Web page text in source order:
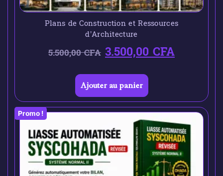
Plans de Construction et Ressources
d’Architecture
5.500,00CFA 3.500,00CFA
Ajouter au panier
Promo !